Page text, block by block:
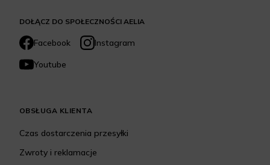
DOŁĄCZ DO SPOŁECZNOŚCI AELIA
Facebook
Instagram
Youtube
OBSŁUGA KLIENTA
Czas dostarczenia przesyłki
Zwroty i reklamacje